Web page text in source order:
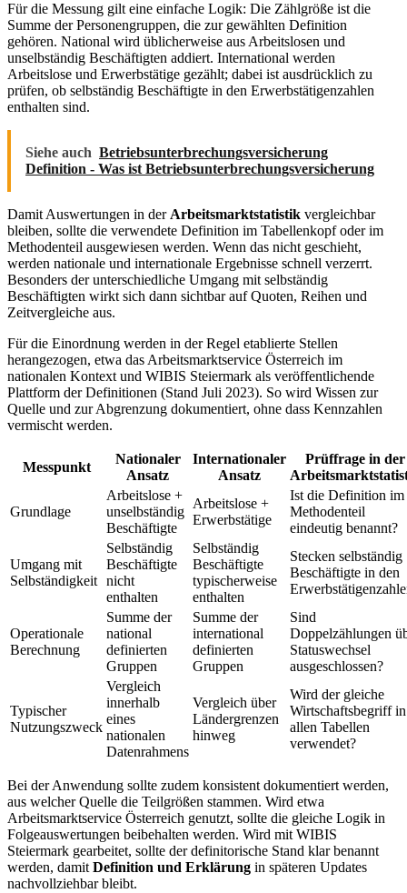
Für die Messung gilt eine einfache Logik: Die Zählgröße ist die
Summe der Personengruppen, die zur gewählten Definition
gehören. National wird üblicherweise aus Arbeitslosen und
unselbständig Beschäftigten addiert. International werden
Arbeitslose und Erwerbstätige gezählt; dabei ist ausdrücklich zu
prüfen, ob selbständig Beschäftigte in den Erwerbstätigenzahlen
enthalten sind.
Siehe auch Betriebsunterbrechungsversicherung
Definition - Was ist Betriebsunterbrechungsversicherung
Damit Auswertungen in derArbeitsmarktstatistik vergleichbar
bleiben, sollte die verwendete Definition im Tabellenkopf oder im
Methodenteil ausgewiesen werden. Wenn das nicht geschieht,
werden nationale und internationale Ergebnisse schnell verzerrt.
Besonders der unterschiedliche Umgang mit selbständig
Beschäftigten wirkt sich dann sichtbar auf Quoten, Reihen und
Zeitvergleiche aus.
Für die Einordnung werden in der Regel etablierte Stellen
herangezogen, etwa das Arbeitsmarktservice Österreich im
nationalen Kontext und WIBIS Steiermark als veröffentlichende
Plattform der Definitionen (Stand Juli 2023). So wird Wissen zur
Quelle und zur Abgrenzung dokumentiert, ohne dass Kennzahlen
vermischt werden.
Messpunkt
Nationaler
Ansatz
Internationaler
Ansatz
Prüffrage in der
Grundlage
Arbeitslose +
unselbständig
Beschäftigte
Arbeitslose +
Erwerbstätige
Ist die Definition im
Methodenteil
eindeutig benannt?
Umgang mit
Selbständigkeit
Selbständig
Beschäftigte
nicht
enthalten
Selbständig
Beschäftigte
typischerweise
enthalten
Stecken selbständig
Beschäftigte in den
Operationale
Berechnung
Summe der
national
definierten
Gruppen
Summe der
international
definierten
Gruppen
Sind
Doppelzählungen
Statuswechsel
ausgeschlossen?
Typischer
Nutzungszweck
Vergleich
innerhalb
eines
nationalen
Datenrahmens
Vergleich über
Ländergrenzen
hinweg
Wird der gleiche
Wirtschaftsbegriff in
allen Tabellen
verwendet?
Bei der Anwendung sollte zudem konsistent dokumentiert werden,
aus welcher Quelle die Teilgrößen stammen. Wird etwa
Arbeitsmarktservice Österreich genutzt, sollte die gleiche Logik in
Folgeauswertungen beibehalten werden. Wird mit WIBIS
Steiermark gearbeitet, sollte der definitorische Stand klar benannt
werden, damitDefinition und Erklärung in späteren Updates
nachvollziehbar bleibt.